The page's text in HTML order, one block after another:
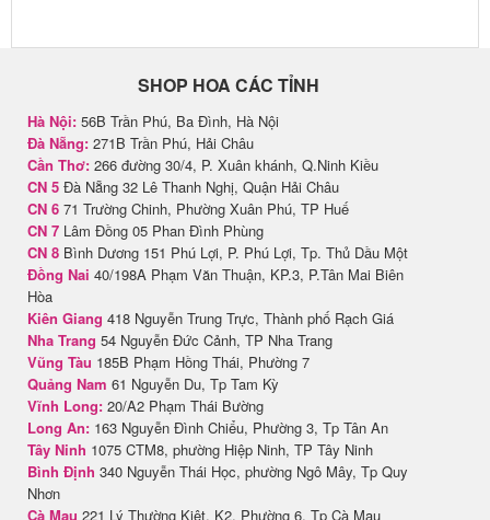
SHOP HOA CÁC TỈNH
Hà Nội: 56B Trần Phú, Ba Đình, Hà Nội
Đà Nẵng: 271B Trần Phú, Hải Châu
Cần Thơ: 266 đường 30/4, P. Xuân khánh, Q.Ninh Kiều
CN 5 Đà Nẵng 32 Lê Thanh Nghị, Quận Hải Châu
CN 6 71 Trường Chinh, Phường Xuân Phú, TP Huế
CN 7 Lâm Đồng 05 Phan Đình Phùng
CN 8 Bình Dương 151 Phú Lợi, P. Phú Lợi, Tp. Thủ Dầu Một
Đồng Nai 40/198A Phạm Văn Thuận, KP.3, P.Tân Mai Biên
Hòa
Kiên Giang 418 Nguyễn Trung Trực, Thành phố Rạch Giá
Nha Trang 54 Nguyễn Đức Cảnh, TP Nha Trang
Vũng Tàu 185B Phạm Hồng Thái, Phường 7
Quảng Nam 61 Nguyễn Du, Tp Tam Kỳ
Vĩnh Long: 20/A2 Phạm Thái Bường
Long An: 163 Nguyễn Đình Chiểu, Phường 3, Tp Tân An
Tây Ninh 1075 CTM8, phường Hiệp Ninh, TP Tây Ninh
Bình Định 340 Nguyễn Thái Học, phường Ngô Mây, Tp Quy
Nhơn
Cà Mau 221 Lý Thường Kiệt, K2, Phường 6, Tp Cà Mau